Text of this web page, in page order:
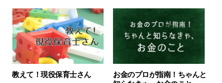
教えて！現役保育士さん
お金のプロが指南！ちゃんと